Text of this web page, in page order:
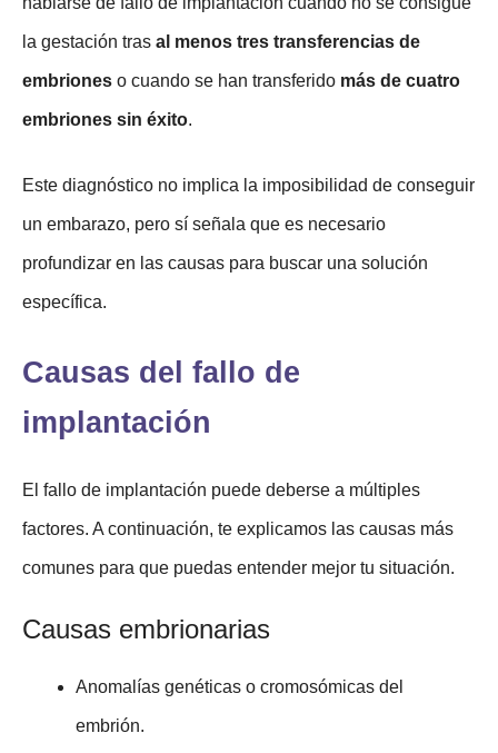
la gestación tras al menos tres transferencias de
embriones o cuando se han transferido más de cuatro
embriones sin éxito.
Este diagnóstico no implica la imposibilidad de conseguir
un embarazo, pero sí señala que es necesario
profundizar en las causas para buscar una solución
específica.
Causas del fallo de
implantación
El fallo de implantación puede deberse a múltiples
factores. A continuación, te explicamos las causas más
comunes para que puedas entender mejor tu situación.
Causas embrionarias
Anomalías genéticas o cromosómicas del
embrión.